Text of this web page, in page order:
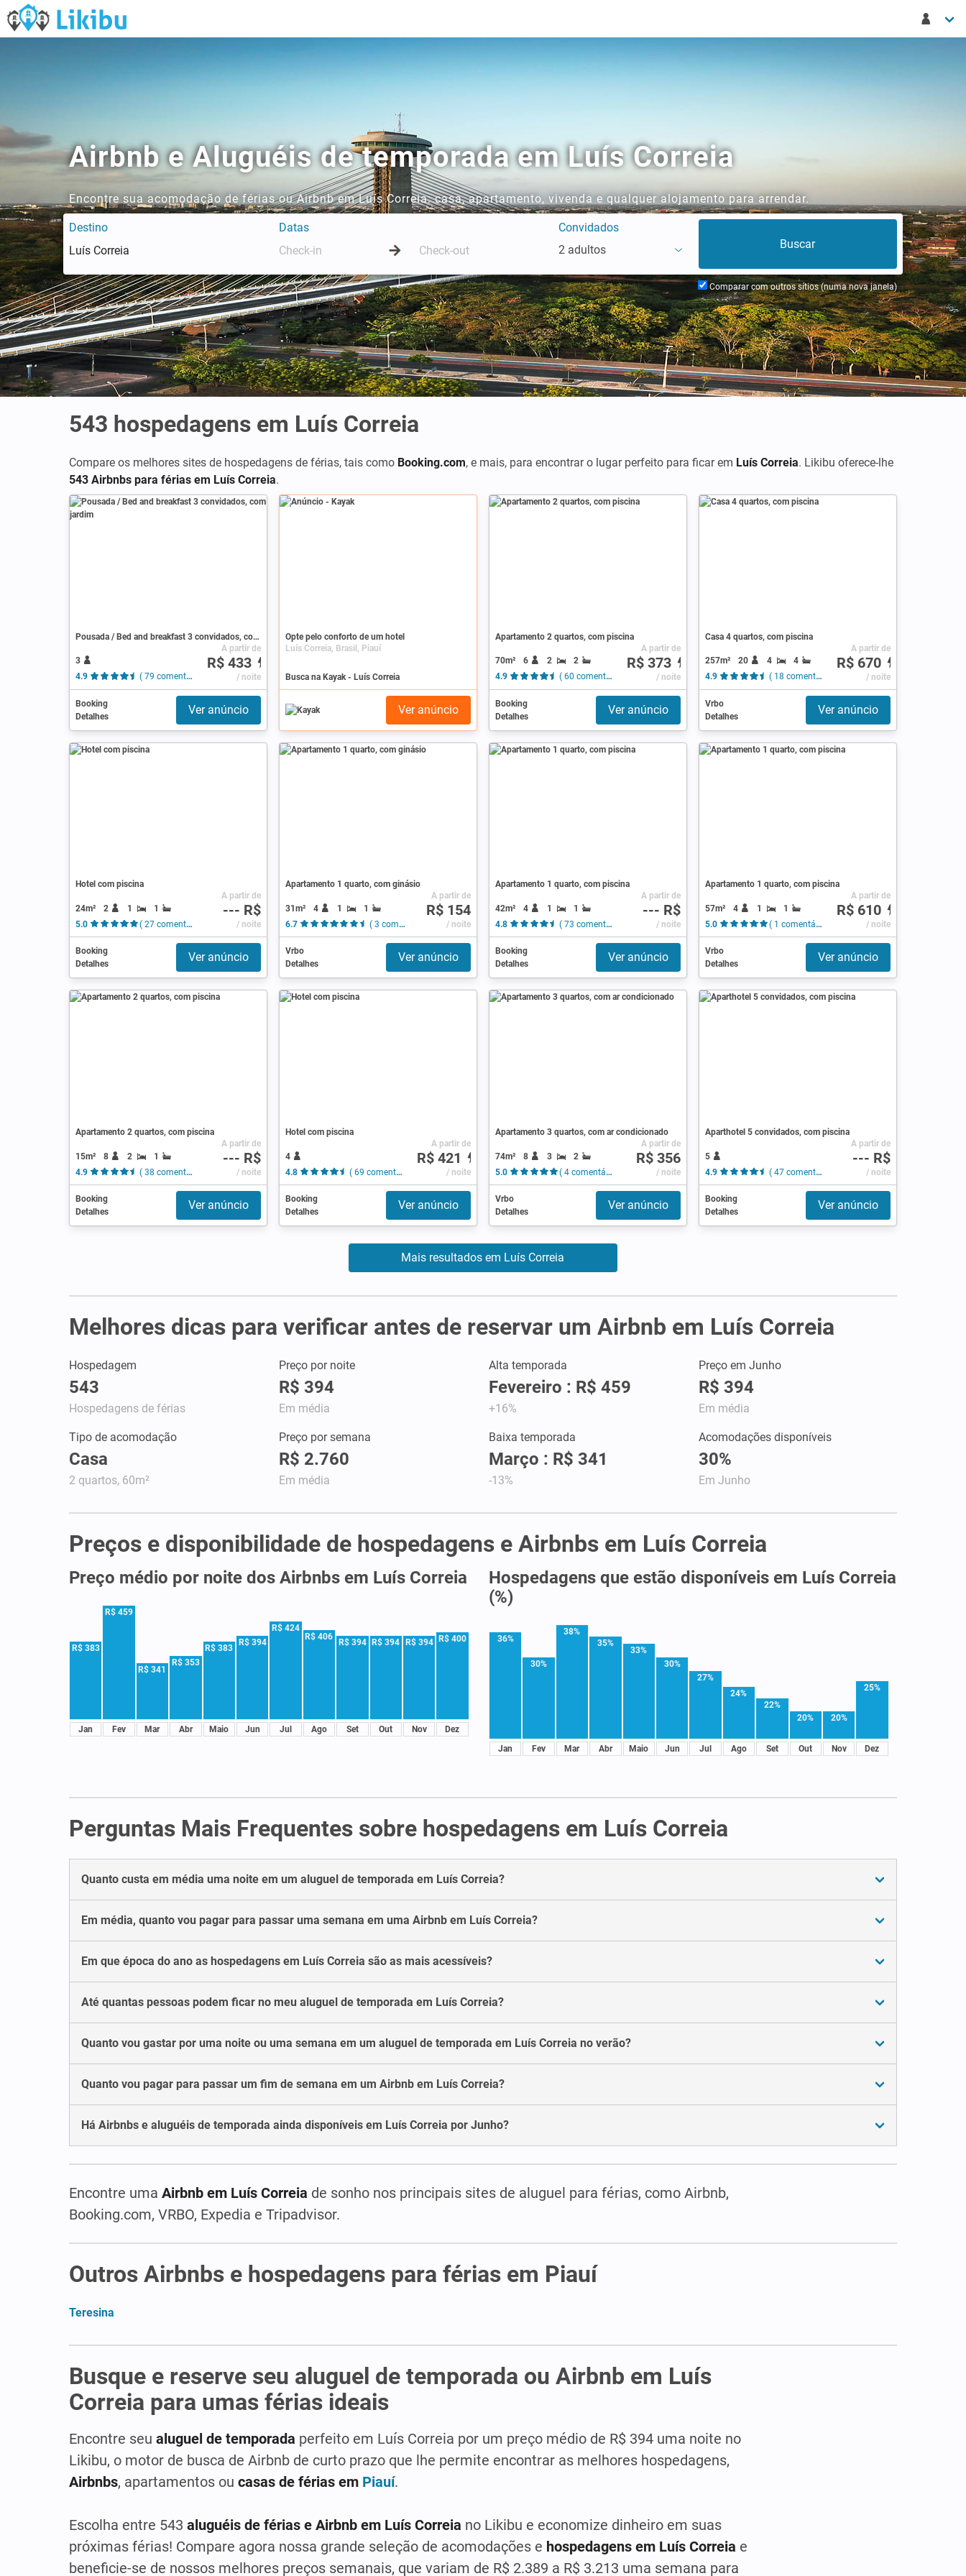
Airbnb e Aluguéis de temporada em Luís Correia
Encontre sua acomodação de férias ou Airbnb em Luís Correia: casa, apartamento, vivenda e qualquer alojamento para arrendar.
Destino Datas
Convidados
2 adultos
Comparar com outros sítios (numa nova janela)
543 hospedagens em Luís Correia
Compare os melhores sites de hospedagens de férias, tais como Booking.com, e mais, para encontrar o lugar perfeito para ficar em Luís Correia. Likibu oferece-lhe
543 Airbnbs para férias em Luís Correia.
Pousada / Bed and breakfast 3 convidados, com jardim
3
4.9
( 79 comentários )
A partir de
R$ 433
/ noite
Booking
Detalhes
Ver anúncio
Anúncio
Opte pelo conforto de um hotel
Luís Correia, Brasil, Piauí
Busca na Kayak - Luís Correia
Ver anúncio
Apartamento 2 quartos, com piscina
70m² 6 2
2
4.9
( 60 comentários )
A partir de
R$ 373
/ noite
Booking
Detalhes
Ver anúncio
Casa 4 quartos, com piscina
257m² 20 4
4
4.9
( 18 comentários )
A partir de
R$ 670
/ noite
Vrbo
Detalhes
Ver anúncio
Hotel com piscina
24m² 2 1
1
5.0
( 27 comentários )
A partir de
--- R$
/ noite
Booking
Detalhes
Ver anúncio
Apartamento 1 quarto, com ginásio
31m² 4 1
1
6.7
( 3 comentários )
A partir de
R$ 154
/ noite
Vrbo
Detalhes
Ver anúncio
Apartamento 1 quarto, com piscina
42m² 4 1
1
4.8
( 73 comentários )
A partir de
--- R$
/ noite
Booking
Detalhes
Ver anúncio
Apartamento 1 quarto, com piscina
57m² 4 1
1
5.0
( 1 comentário )
A partir de
R$ 610
/ noite
Vrbo
Detalhes
Ver anúncio
Apartamento 2 quartos, com piscina
15m² 8 2
1
4.9
( 38 comentários )
A partir de
--- R$
/ noite
Booking
Detalhes
Ver anúncio
Hotel com piscina
4
4.8
( 69 comentários )
A partir de
R$ 421
/ noite
Booking
Detalhes
Ver anúncio
Apartamento 3 quartos, com ar condicionado
74m² 8 3
2
5.0
( 4 comentários )
A partir de
R$ 356
/ noite
Vrbo
Detalhes
Ver anúncio
Aparthotel 5 convidados, com piscina
5
4.9
( 47 comentários )
A partir de
--- R$
/ noite
Booking
Detalhes
Ver anúncio
Mais resultados em Luís Correia
Melhores dicas para verificar antes de reservar um Airbnb em Luís Correia
Hospedagem
543
Hospedagens de férias
Preço por noite
R$ 394
Em média
Alta temporada
Fevereiro : R$ 459
+16%
Preço em Junho
R$ 394
Em média
Tipo de acomodação
Casa
2 quartos, 60m²
Preço por semana
R$ 2.760
Em média
Baixa temporada
Março : R$ 341
-13%
Acomodações disponíveis
30%
Em Junho
Preços e disponibilidade de hospedagens e Airbnbs em Luís Correia
Preço médio por noite dos Airbnbs em Luís Correia
R$ 383
Jan
R$ 459
Fev
R$ 341
Mar
R$ 353
Abr
R$ 383
Maio
R$ 394
Jun
R$ 424
Jul
R$ 406
Ago
R$ 394
Set
R$ 394
Out
R$ 394
Nov
R$ 400
Dez
Hospedagens que estão disponíveis em Luís Correia
(%)
36%
Jan
30%
Fev
38%
Mar
35%
Abr
33%
Maio
30%
Jun
27%
Jul
24%
Ago
22%
Set
20%
Out
20%
Nov
25%
Dez
Perguntas Mais Frequentes sobre hospedagens em Luís Correia
Quanto custa em média uma noite em um aluguel de temporada em Luís Correia?
Em média, quanto vou pagar para passar uma semana em uma Airbnb em Luís Correia?
Em que época do ano as hospedagens em Luís Correia são as mais acessíveis?
Até quantas pessoas podem ficar no meu aluguel de temporada em Luís Correia?
Quanto vou gastar por uma noite ou uma semana em um aluguel de temporada em Luís Correia no verão?
Quanto vou pagar para passar um fim de semana em um Airbnb em Luís Correia?
Há Airbnbs e aluguéis de temporada ainda disponíveis em Luís Correia por Junho?
Encontre uma Airbnb em Luís Correia de sonho nos principais sites de aluguel para férias, como Airbnb,
Booking.com, VRBO, Expedia e Tripadvisor.
Outros Airbnbs e hospedagens para férias em Piauí
Teresina
Busque e reserve seu aluguel de temporada ou Airbnb em Luís
Correia para umas férias ideais
Encontre seu aluguel de temporada perfeito em Luís Correia por um preço médio de R$ 394 uma noite no
Likibu, o motor de busca de Airbnb de curto prazo que lhe permite encontrar as melhores hospedagens,
Airbnbs, apartamentos ou casas de férias em Piauí.
Escolha entre 543 aluguéis de férias e Airbnb em Luís Correia no Likibu e economize dinheiro em suas
próximas férias! Compare agora nossa grande seleção de acomodações e hospedagens em Luís Correia e
beneficie-se de nossos melhores preços semanais, que variam de R$ 2.389 a R$ 3.213 uma semana para